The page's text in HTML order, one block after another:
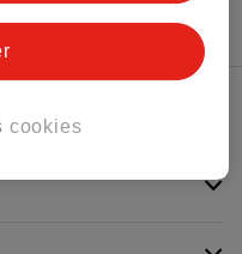
cookies